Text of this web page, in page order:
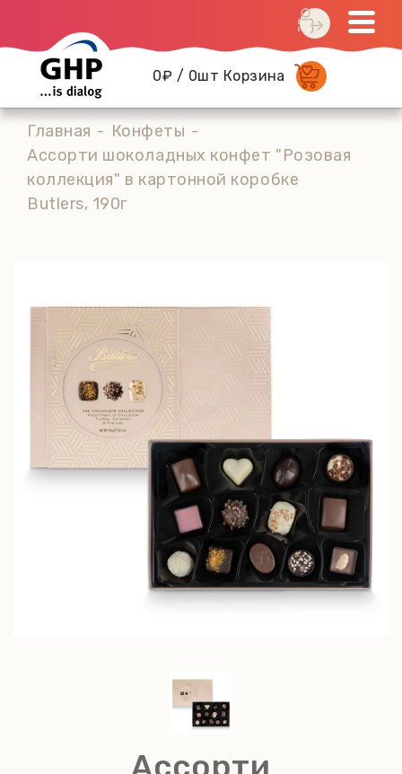
0₽ / 0шт Корзина
Главная
Конфеты
Ассорти шоколадных конфет "Розовая
коллекция" в картонной коробке
Butlers, 190г